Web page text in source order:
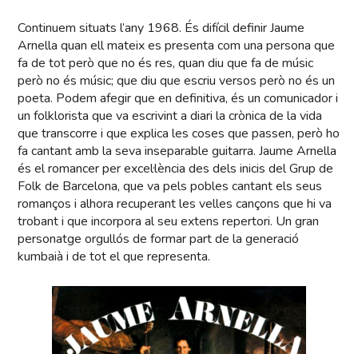
Continuem situats l’any 1968. És difícil definir Jaume
Arnella quan ell mateix es presenta com una persona que
fa de tot però que no és res, quan diu que fa de músic
però no és músic; que diu que escriu versos però no és un
poeta. Podem afegir que en definitiva, és un comunicador i
un folklorista que va escrivint a diari la crònica de la vida
que transcorre i que explica les coses que passen, però ho
fa cantant amb la seva inseparable guitarra. Jaume Arnella
és el romancer per excel·lència des dels inicis del Grup de
Folk de Barcelona, que va pels pobles cantant els seus
romanços i alhora recuperant les velles cançons que hi va
trobant i que incorpora al seu extens repertori. Un gran
personatge orgullós de formar part de la generació
kumbaià i de tot el que representa.